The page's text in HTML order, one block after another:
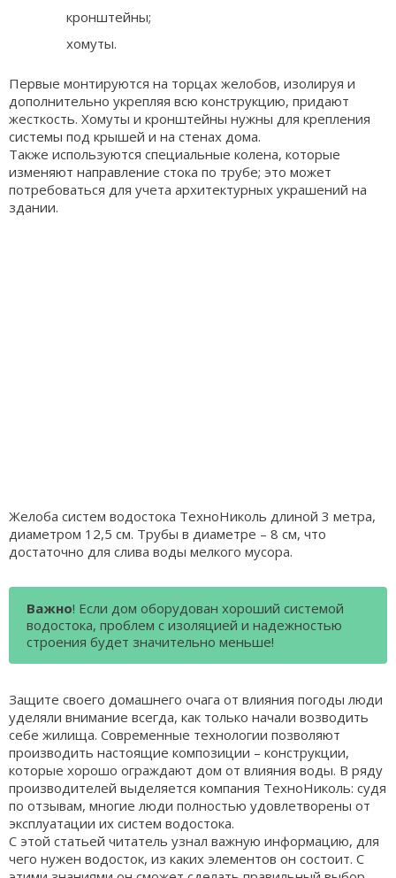
кронштейны;
хомуты.
Первые монтируются на торцах желобов, изолируя и
дополнительно укрепляя всю конструкцию, придают
жесткость. Хомуты и кронштейны нужны для крепления
системы под крышей и на стенах дома.
Также используются специальные колена, которые
изменяют направление стока по трубе; это может
потребоваться для учета архитектурных украшений на
здании.
Желоба систем водостока ТехноНиколь длиной 3 метра,
диаметром 12,5 см. Трубы в диаметре – 8 см, что
достаточно для слива воды мелкого мусора.
Важно! Если дом оборудован хороший системой
водостока, проблем с изоляцией и надежностью
строения будет значительно меньше!
Защите своего домашнего очага от влияния погоды люди
уделяли внимание всегда, как только начали возводить
себе жилища. Современные технологии позволяют
производить настоящие композиции – конструкции,
которые хорошо ограждают дом от влияния воды. В ряду
производителей выделяется компания ТехноНиколь: судя
по отзывам, многие люди полностью удовлетворены от
эксплуатации их систем водостока.
С этой статьей читатель узнал важную информацию, для
чего нужен водосток, из каких элементов он состоит. С